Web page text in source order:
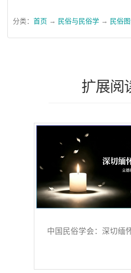
分类： 首页 → 民俗与民俗学 → 民俗
扩展阅
中国民俗学会：深切缅